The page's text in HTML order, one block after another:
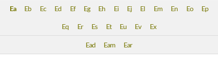
Ea Eb Ec Ed Ef Eg Eh Ei Ej El Em En Eo Ep
Eq Er Es Et Eu Ev Ex
Ead Eam Ear